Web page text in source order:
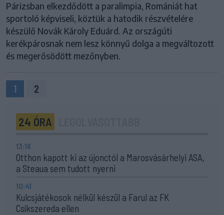
Párizsban elkezdődött a paralimpia, Romániát hat
sportoló képviseli, köztük a hatodik részvételére
készülő Novák Károly Eduárd. Az országúti
kerékpárosnak nem lesz könnyű dolga a megváltozott
és megerősödött mezőnyben.
1 2
24 ÓRA
13:16
Otthon kapott ki az újonctól a Marosvásárhelyi ASA,
a Steaua sem tudott nyerni
10:41
Kulcsjátékosok nélkül készül a Farul az FK
Csíkszereda ellen